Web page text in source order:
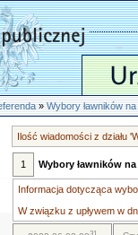
»Wybory ławników
Ilość wiadomości z działu
1 Wybory ławników
Informacja dotycząca
W związku z upływem w
31